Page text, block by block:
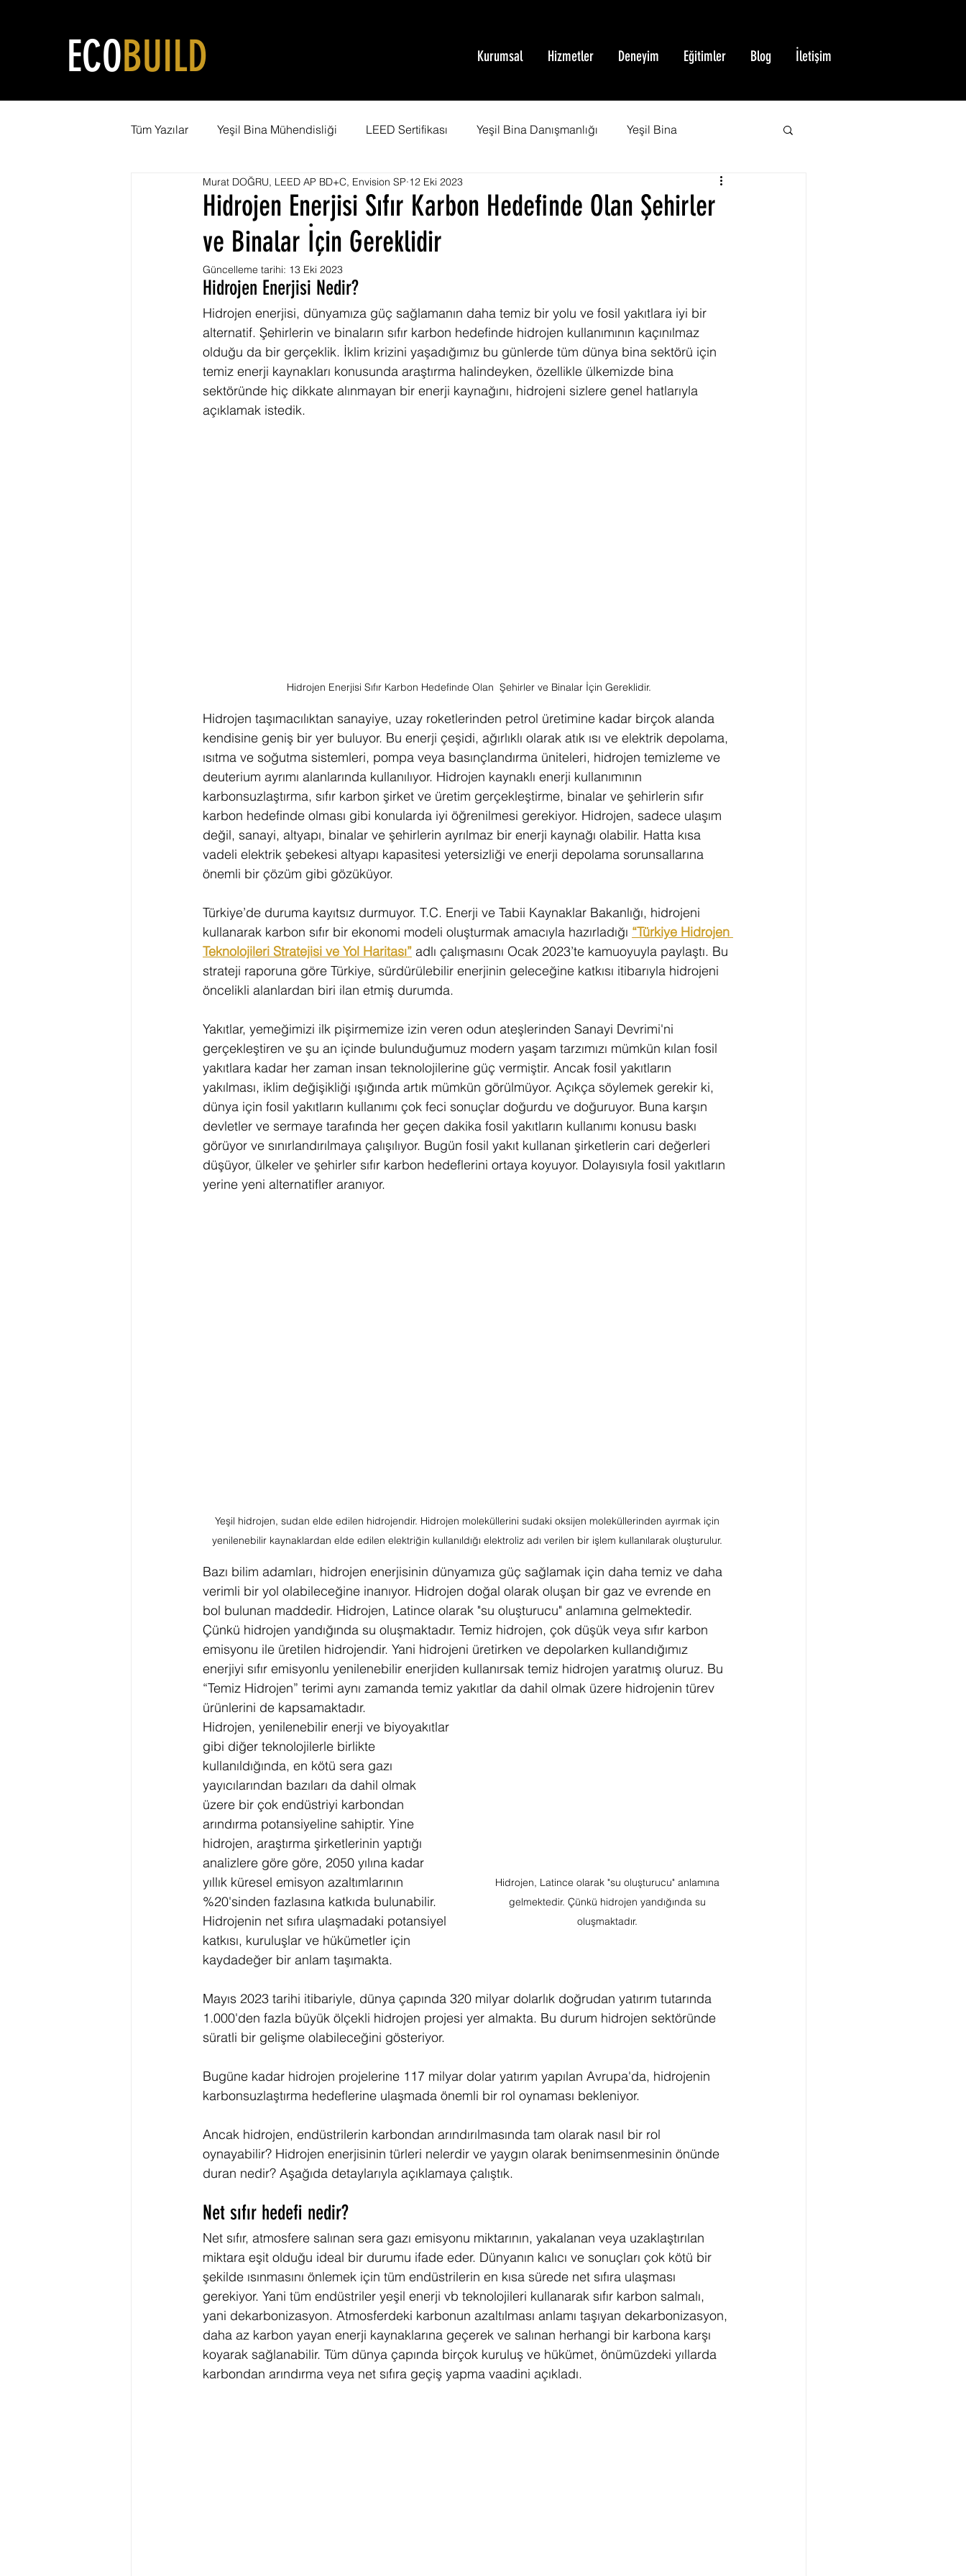
ECOBUILD Kurumsal Hizmetler Deneyim Eğitimler Blog İletişim
Tüm Yazılar Yeşil Bina Mühendisliği LEED Sertifikası Yeşil Bina Danışmanlığı Yeşil Bina
Yeşil Şehircilik LEED Eğitimi Green Building BREEAM Sertifikası
Karbon Ayak İzi WELL Sertifikası Net Sıfır Enerji Bina
Net Pozitif Bina LEED Danışmanlığı
İklim Değişikliği Eylem Planı Akıllı Şehir LEED Sıfır Enerji LEED Sıfır Atık LEED Sıfır Karbon
LEED Sıfır Su Yeşil Okul
Hidrojen Enerjisi Sıfır Karbon Hedefinde Olan Şehirler
ve Binalar İçin Gereklidir
Murat DOĞRU, LEED AP BD+C, Envision SP 12 Eki 2023
Güncelleme tarihi: 13 Eki 2023
Hidrojen Enerjisi Nedir?
Hidrojen enerjisi, dünyamıza güç sağlamanın daha temiz bir yolu ve fosil yakıtlara iyi bir
alternatif. Şehirlerin ve binaların sıfır karbon hedefinde hidrojen kullanımının kaçınılmaz
olduğu da bir gerçeklik. İklim krizini yaşadığımız bu günlerde tüm dünya bina sektörü için
temiz enerji kaynakları konusunda araştırma halindeyken, özellikle ülkemizde bina
sektöründe hiç dikkate alınmayan bir enerji kaynağını, hidrojeni sizlere genel hatlarıyla
açıklamak istedik.
Hidrojen Enerjisi Sıfır Karbon Hedefinde Olan  Şehirler ve Binalar İçin Gereklidir.
Hidrojen taşımacılıktan sanayiye, uzay roketlerinden petrol üretimine kadar birçok alanda
kendisine geniş bir yer buluyor. Bu enerji çeşidi, ağırlıklı olarak atık ısı ve elektrik depolama,
ısıtma ve soğutma sistemleri, pompa veya basınçlandırma üniteleri, hidrojen temizleme ve
deuterium ayrımı alanlarında kullanılıyor. Hidrojen kaynaklı enerji kullanımının
karbonsuzlaştırma, sıfır karbon şirket ve üretim gerçekleştirme, binalar ve şehirlerin sıfır
karbon hedefinde olması gibi konularda iyi öğrenilmesi gerekiyor. Hidrojen, sadece ulaşım
değil, sanayi, altyapı, binalar ve şehirlerin ayrılmaz bir enerji kaynağı olabilir. Hatta kısa
vadeli elektrik şebekesi altyapı kapasitesi yetersizliği ve enerji depolama sorunsallarına
önemli bir çözüm gibi gözüküyor.
Türkiye’de duruma kayıtsız durmuyor. T.C. Enerji ve Tabii Kaynaklar Bakanlığı, hidrojeni
kullanarak karbon sıfır bir ekonomi modeli oluşturmak amacıyla hazırladığı “Türkiye Hidrojen
Teknolojileri Stratejisi ve Yol Haritası” adlı çalışmasını Ocak 2023’te kamuoyuyla paylaştı. Bu
strateji raporuna göre Türkiye, sürdürülebilir enerjinin geleceğine katkısı itibarıyla hidrojeni
öncelikli alanlardan biri ilan etmiş durumda.
Yakıtlar, yemeğimizi ilk pişirmemize izin veren odun ateşlerinden Sanayi Devrimi'ni
gerçekleştiren ve şu an içinde bulunduğumuz modern yaşam tarzımızı mümkün kılan fosil
yakıtlara kadar her zaman insan teknolojilerine güç vermiştir. Ancak fosil yakıtların
yakılması, iklim değişikliği ışığında artık mümkün görülmüyor. Açıkça söylemek gerekir ki,
dünya için fosil yakıtların kullanımı çok feci sonuçlar doğurdu ve doğuruyor. Buna karşın
devletler ve sermaye tarafında her geçen dakika fosil yakıtların kullanımı konusu baskı
görüyor ve sınırlandırılmaya çalışılıyor. Bugün fosil yakıt kullanan şirketlerin cari değerleri
düşüyor, ülkeler ve şehirler sıfır karbon hedeflerini ortaya koyuyor. Dolayısıyla fosil yakıtların
yerine yeni alternatifler aranıyor.
Yeşil hidrojen, sudan elde edilen hidrojendir. Hidrojen moleküllerini sudaki oksijen moleküllerinden ayırmak için
yenilenebilir kaynaklardan elde edilen elektriğin kullanıldığı elektroliz adı verilen bir işlem kullanılarak oluşturulur.
Bazı bilim adamları, hidrojen enerjisinin dünyamıza güç sağlamak için daha temiz ve daha
verimli bir yol olabileceğine inanıyor. Hidrojen doğal olarak oluşan bir gaz ve evrende en
bol bulunan maddedir. Hidrojen, Latince olarak "su oluşturucu" anlamına gelmektedir.
Çünkü hidrojen yandığında su oluşmaktadır. Temiz hidrojen, çok düşük veya sıfır karbon
emisyonu ile üretilen hidrojendir. Yani hidrojeni üretirken ve depolarken kullandığımız
enerjiyi sıfır emisyonlu yenilenebilir enerjiden kullanırsak temiz hidrojen yaratmış oluruz. Bu
“Temiz Hidrojen” terimi aynı zamanda temiz yakıtlar da dahil olmak üzere hidrojenin türev
ürünlerini de kapsamaktadır.
Hidrojen, Latince olarak "su oluşturucu" anlamına
gelmektedir. Çünkü hidrojen yandığında su
oluşmaktadır.
Hidrojen, yenilenebilir enerji ve biyoyakıtlar
gibi diğer teknolojilerle birlikte
kullanıldığında, en kötü sera gazı
yayıcılarından bazıları da dahil olmak
üzere bir çok endüstriyi karbondan
arındırma potansiyeline sahiptir. Yine
hidrojen, araştırma şirketlerinin yaptığı
analizlere göre göre, 2050 yılına kadar
yıllık küresel emisyon azaltımlarının
%20'sinden fazlasına katkıda bulunabilir.
Hidrojenin net sıfıra ulaşmadaki potansiyel
katkısı, kuruluşlar ve hükümetler için
kaydadeğer bir anlam taşımakta.
Mayıs 2023 tarihi itibariyle, dünya çapında 320 milyar dolarlık doğrudan yatırım tutarında
1.000'den fazla büyük ölçekli hidrojen projesi yer almakta. Bu durum hidrojen sektöründe
süratli bir gelişme olabileceğini gösteriyor.
Bugüne kadar hidrojen projelerine 117 milyar dolar yatırım yapılan Avrupa'da, hidrojenin
karbonsuzlaştırma hedeflerine ulaşmada önemli bir rol oynaması bekleniyor.
Ancak hidrojen, endüstrilerin karbondan arındırılmasında tam olarak nasıl bir rol
oynayabilir? Hidrojen enerjisinin türleri nelerdir ve yaygın olarak benimsenmesinin önünde
duran nedir? Aşağıda detaylarıyla açıklamaya çalıştık.
Net sıfır hedefi nedir?
Net sıfır, atmosfere salınan sera gazı emisyonu miktarının, yakalanan veya uzaklaştırılan
miktara eşit olduğu ideal bir durumu ifade eder. Dünyanın kalıcı ve sonuçları çok kötü bir
şekilde ısınmasını önlemek için tüm endüstrilerin en kısa sürede net sıfıra ulaşması
gerekiyor. Yani tüm endüstriler yeşil enerji vb teknolojileri kullanarak sıfır karbon salmalı,
yani dekarbonizasyon. Atmosferdeki karbonun azaltılması anlamı taşıyan dekarbonizasyon,
daha az karbon yayan enerji kaynaklarına geçerek ve salınan herhangi bir karbona karşı
koyarak sağlanabilir. Tüm dünya çapında birçok kuruluş ve hükümet, önümüzdeki yıllarda
karbondan arındırma veya net sıfıra geçiş yapma vaadini açıkladı.